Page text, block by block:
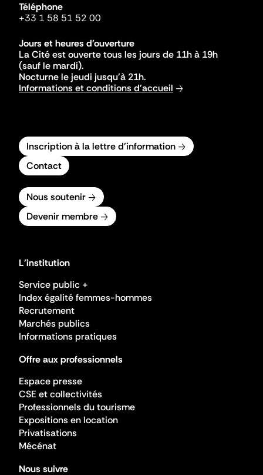
Téléphone
+33 1 58 51 52 00
Jours et heures d'ouverture
La Cité est ouverte tous les jours de 11h à 19h
(sauf le mardi).
Nocturne le jeudi jusqu'à 21h.
Informations et conditions d'accueil
Inscription à la lettre d'information
Contact
Nous soutenir
Devenir membre
L'institution
Service public +
Index égalité femmes-hommes
Recrutement
Marchés publics
Informations pratiques
Offre aux professionnels
Espace presse
CSE et collectivités
Professionnels du tourisme
Expositions en location
Privatisations
Mécénat
Nous suivre